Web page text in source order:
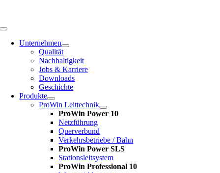
Toggle
NavigationUnternehmen
Qualität
Nachhaltigkeit
Jobs & Karriere
Downloads
Geschichte
Produkte
ProWin Leittechnik
ProWin Power 10
Netzführung
Querverbund
Verkehrsbetriebe / Bahn
ProWin Power SLS
Stationsleitsystem
ProWin Professional 10